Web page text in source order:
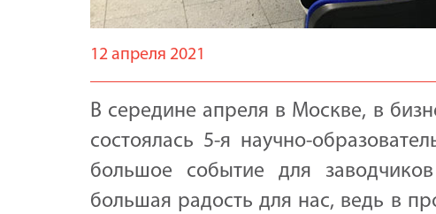
12 апреля 2021
В середине апреля в Москве, в
состоялась 5-я научно-
большое событие для
большая радость для нас, ведь в